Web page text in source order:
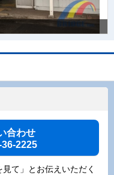
合わせ
2225
て」とお伝えいただく